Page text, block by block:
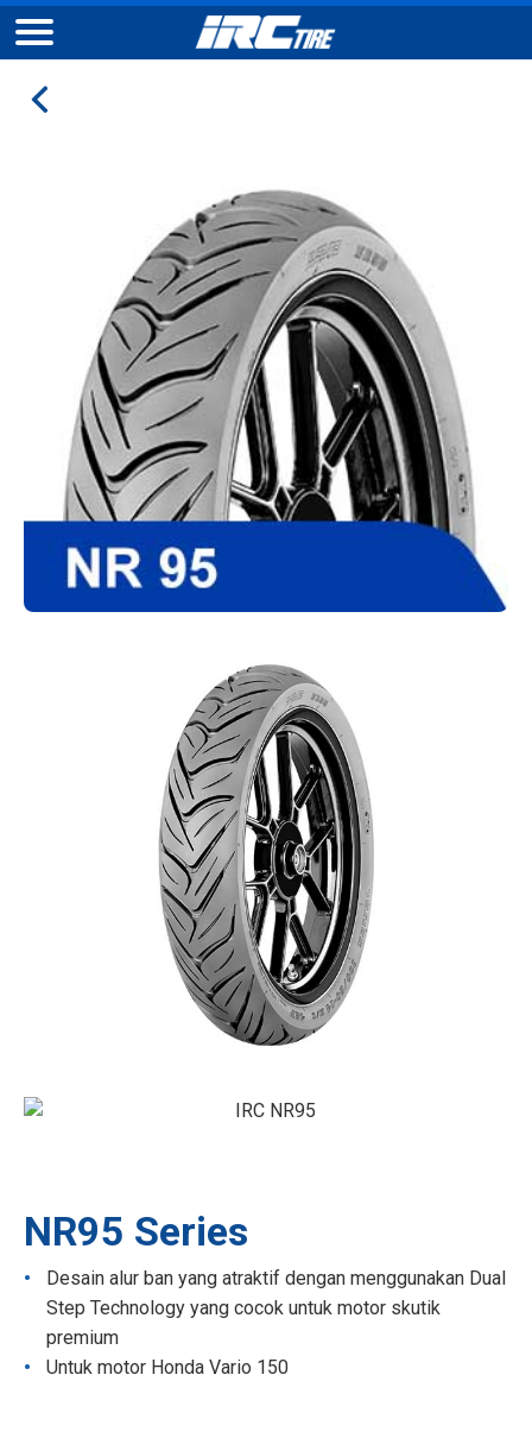
NR95 Series
Desain alur ban yang atraktif dengan menggunakan Dual
Step Technology yang cocok untuk motor skutik
premium
Untuk motor Honda Vario 150